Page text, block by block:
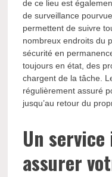
de ce lieu est
de surveillance
permettent de suivre
nombreux endroits du
sécurité en
toujours en état, des
chargent de la tâche.
régulièrement assuré
jusqu’au retour du
Un
assurer